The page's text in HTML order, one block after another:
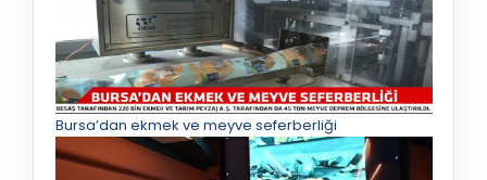
Bursa’dan ekmek ve meyve seferberliği